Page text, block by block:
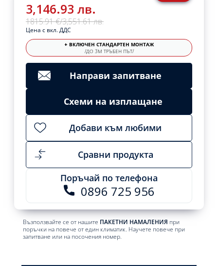
3,146.93 лв.
1815.91 €/3,551.61 лв.
Цена с вкл. ДДС
+ ВКЛЮЧЕН СТАНДАРТЕН МОНТАЖ
/ДО 3М ТРЪБЕН ПЪТ/
Направи запитване
Схеми на изплащане
Добави към любими
Сравни продукта
Поръчай по телефона
0896 725 956
Възползвайте се от нашите ПАКЕТНИ НАМАЛЕНИЯ при
поръчки на повече от един климатик. Научете повече при
запитване или на посочения номер.